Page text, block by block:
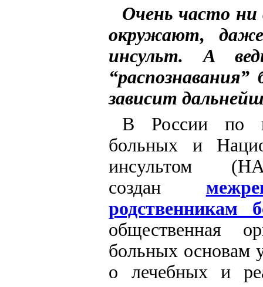
Очень часто
окружают,
инсульт. А
зависит
В России по
больных и
инсультом
создан
родственникам
общественная
больных основам
о лечебных и